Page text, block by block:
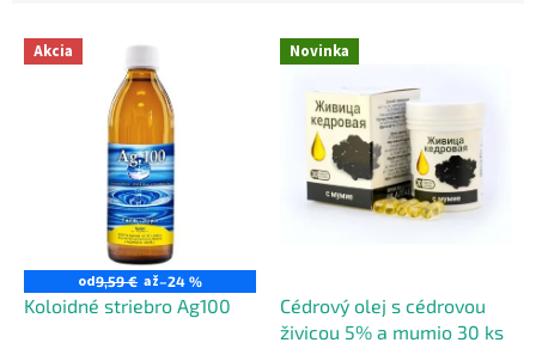
nV Akcia
od9,59 € až–24 %
Koloidné striebro Ag100
Novinka
Cédrový olej s cédrovou
živicou 5% a mumio 30 ks